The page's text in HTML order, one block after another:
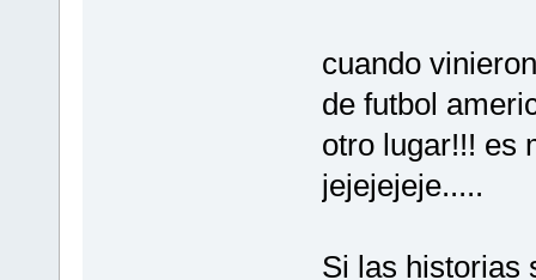
cuando
de futbol
otro lugar!!! es
jejejejeje.....
Si las historias